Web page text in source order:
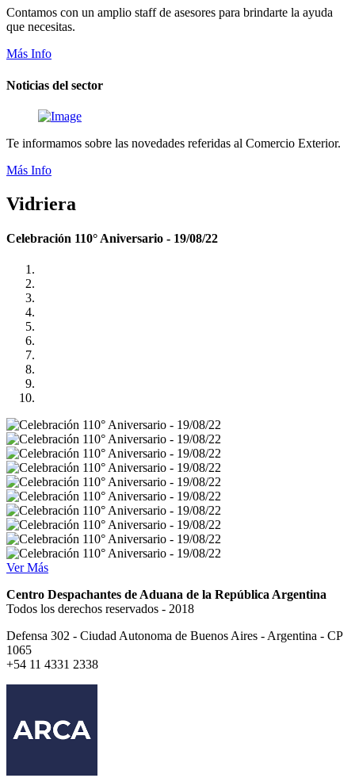
Contamos con un amplio staff de asesores para brindarte la ayuda
que necesitas.
Más Info
Noticias del sector
Te informamos sobre las novedades referidas al Comercio Exterior.
Más Info
Vidriera
Celebración 110° Aniversario - 19/08/22
Ver Más
Centro Despachantes de Aduana de la República Argentina
Todos los derechos reservados - 2018
Defensa 302 - Ciudad Autonoma de Buenos Aires - Argentina - CP
1065
+54 11 4331 2338